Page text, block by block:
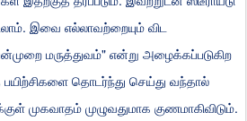
. இவை எல்லாவற்றையும் விட
மருத்துவம்" என்று அழைக்கப்படுகிற
பயிற்சிகளை தொடர்ந்து செய்து வந்தால்
முகவாதம் முழுவதுமாக குணமாகிவிடும்.